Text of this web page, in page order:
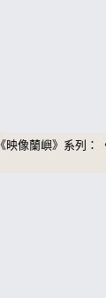
《映像蘭嶼》系列：